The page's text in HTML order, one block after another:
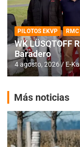
PILOTOS EKVP RMC
WK LÜSQTOFF
Baradero
4 agosto, 2026 E-
Más noticias